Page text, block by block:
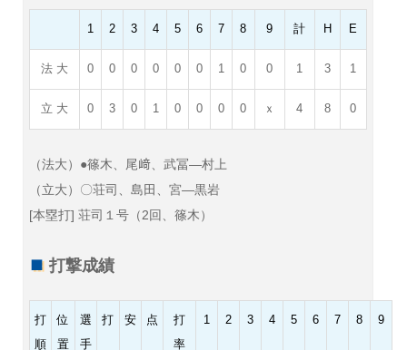
1 2 3 4 5 6 7 8 9 計 H E
法 大 0 0 0 0 0 0 1 0 0 1 3 1
立 大 0 3 0 1 0 0 0 0 ｘ 4 8 0
（法大）●篠木、尾﨑、武冨—村上
（立大）〇荘司、島田、宮—黒岩
[本塁打] 荘司１号（2回、篠木）
打撃成績
打
順
位
置
選
手
打 安 点
打
率
1 2 3 4 5 6 7 8 9